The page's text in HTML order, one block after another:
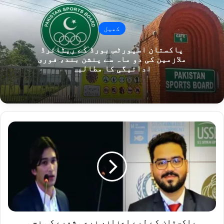
کھیل
پاکستان اسپورٹس بورڈ کے ریٹائرڈ
ملازمین کی دو ماہ سے پنشن بند، فوری
ادائیگی کا مطالبہ
پ
ا
ک
ا
ن
ک
ے